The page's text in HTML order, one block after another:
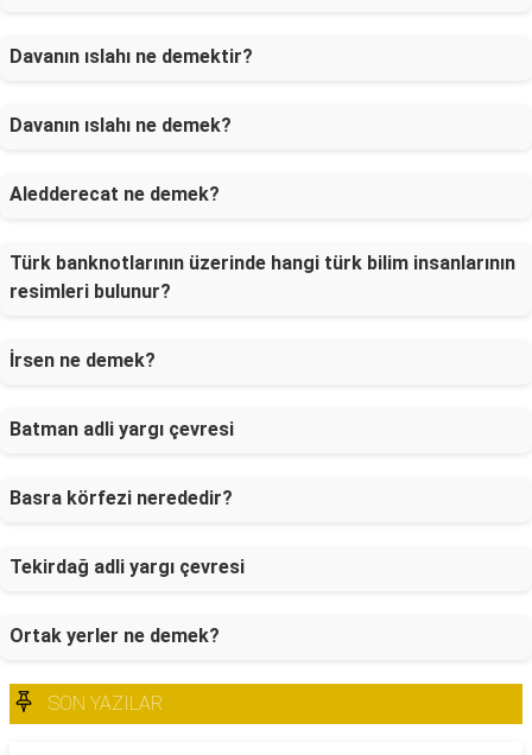
Davanın ıslahı ne demektir?
Davanın ıslahı ne demek?
Aledderecat ne demek?
Türk banknotlarının üzerinde hangi türk bilim insanlarının
resimleri bulunur?
İrsen ne demek?
Batman adli yargı çevresi
Basra körfezi nerededir?
Tekirdağ adli yargı çevresi
Ortak yerler ne demek?
SON YAZILAR